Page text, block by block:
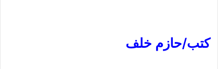
كتب/حازم خلف